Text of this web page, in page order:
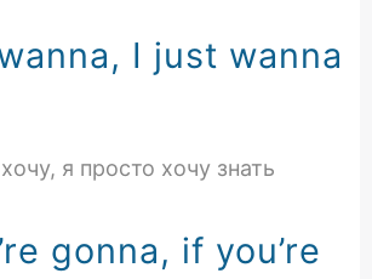
I just wanna
я просто хочу знать
gonna, if you’re